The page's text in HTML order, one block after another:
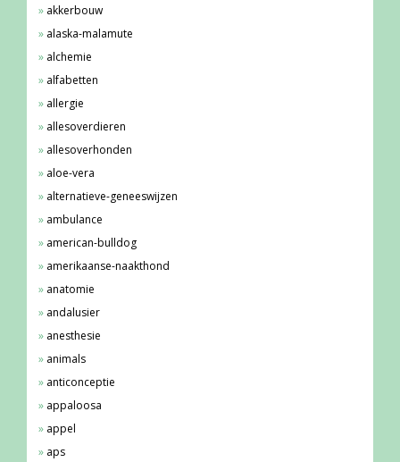
akkerbouw
alaska-malamute
alchemie
alfabetten
allergie
allesoverdieren
allesoverhonden
aloe-vera
alternatieve-geneeswijzen
ambulance
american-bulldog
amerikaanse-naakthond
anatomie
andalusier
anesthesie
animals
anticonceptie
appaloosa
appel
aps